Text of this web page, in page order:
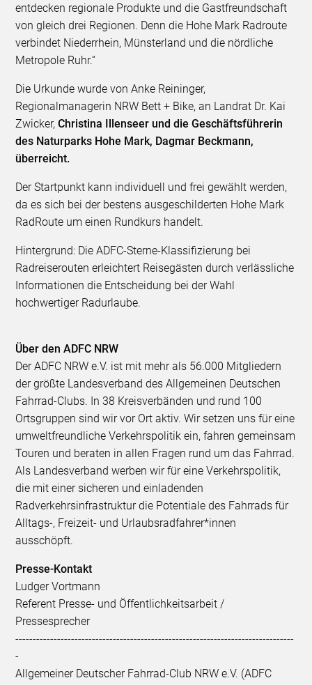
entdecken regionale Produkte und die Gastfreundschaft
von gleich drei Regionen. Denn die Hohe Mark Radroute
verbindet Niederrhein, Münsterland und die nördliche
Metropole Ruhr.“
Die Urkunde wurde von Anke Reininger,
Regionalmanagerin NRW Bett + Bike, an Landrat Dr. Kai
Zwicker,Christina Illenseer und die Geschäftsführerin
des Naturparks Hohe Mark, Dagmar Beckmann,
überreicht.
Der Startpunkt kann individuell und frei gewählt werden,
da es sich bei der bestens ausgeschilderten Hohe Mark
RadRoute um einen Rundkurs handelt.
Hintergrund: Die ADFC-Sterne-Klassifizierung bei
Radreiserouten erleichtert Reisegästen durch verlässliche
Informationen die Entscheidung bei der Wahl
hochwertiger Radurlaube.
Über den ADFC NRW
Der ADFC NRW e.V. ist mit mehr als 56.000 Mitgliedern
der größte Landesverband des Allgemeinen Deutschen
Fahrrad-Clubs. In 38 Kreisverbänden und rund 100
Ortsgruppen sind wir vor Ort aktiv. Wir setzen uns für eine
umweltfreundliche Verkehrspolitik ein, fahren gemeinsam
Touren und beraten in allen Fragen rund um das Fahrrad.
Als Landesverband werben wir für eine Verkehrspolitik,
die mit einer sicheren und einladenden
Radverkehrsinfrastruktur die Potentiale des Fahrrads für
Alltags-, Freizeit- und Urlaubsradfahrer*innen
ausschöpft.
Presse-Kontakt
Ludger Vortmann
Referent Presse- und Öffentlichkeitsarbeit /
Pressesprecher
--------------------------------------------------------------------------------
-
Allgemeiner Deutscher Fahrrad-Club NRW e.V. (ADFC